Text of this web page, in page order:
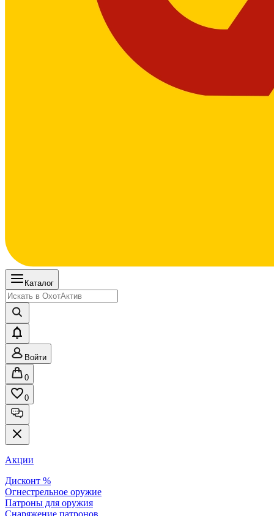
Каталог
Войти
0
0
Акции
Дисконт %
Огнестрельное оружие
Патроны для оружия
Снаряжение патронов